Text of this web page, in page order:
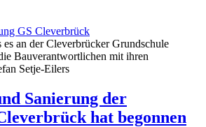
es an der Cleverbrücker Grundschule
Bauverantwortlichen mit ihren
Setje-Eilers
Sanierung der
hat begonnen